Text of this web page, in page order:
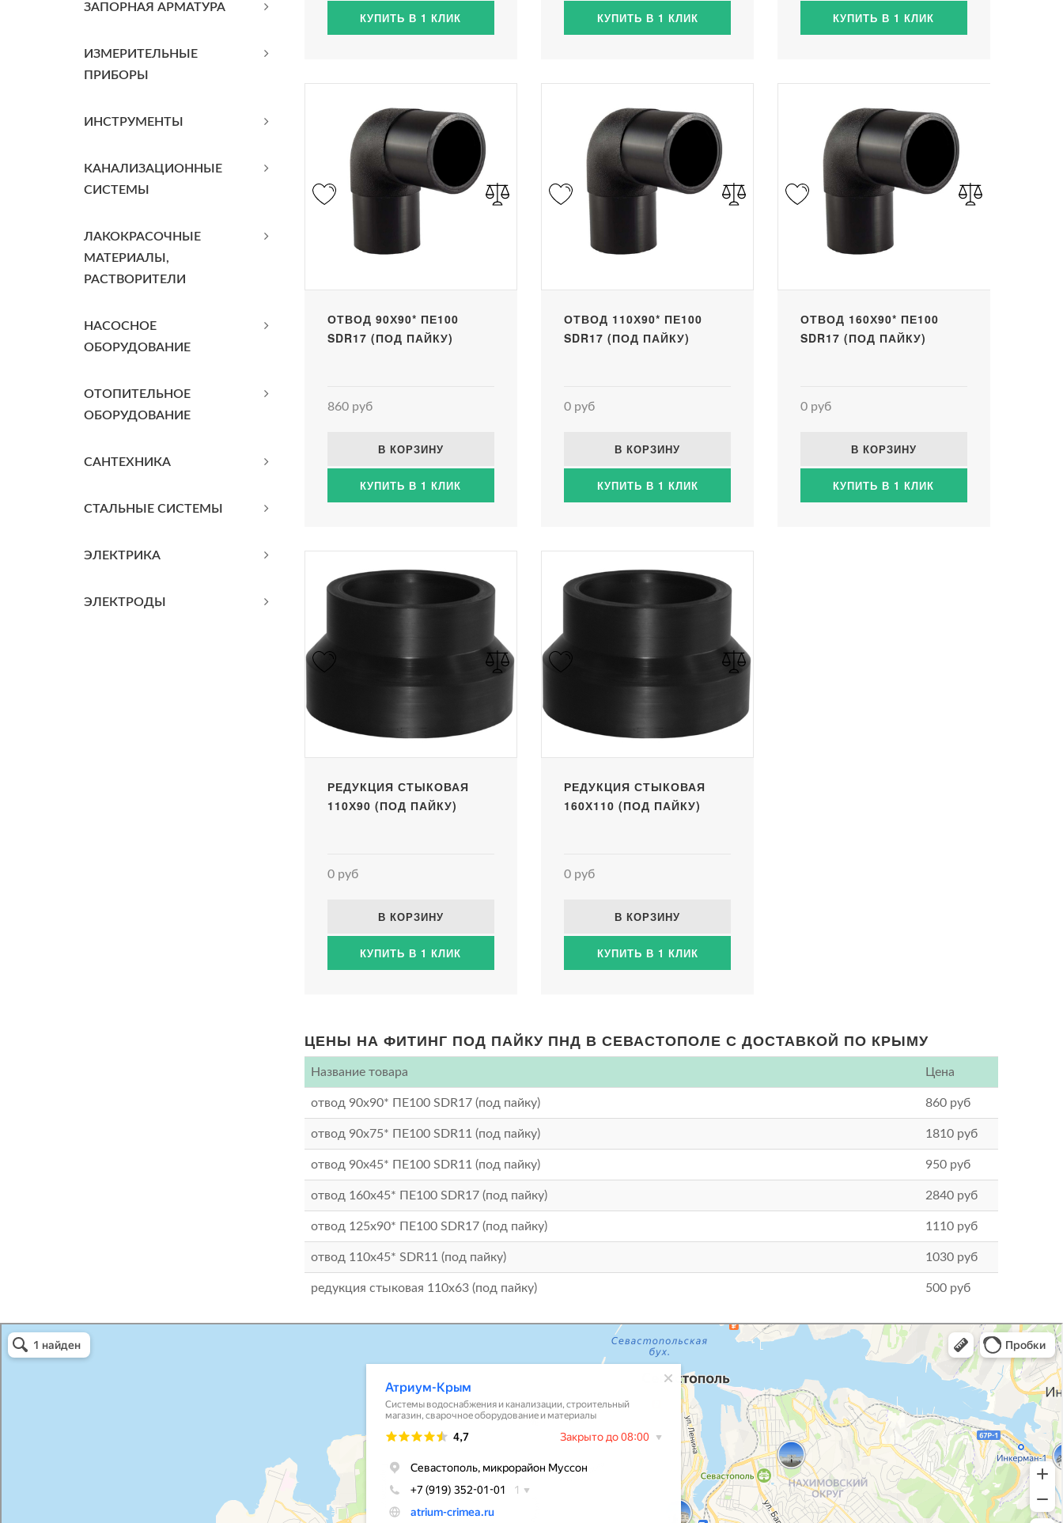
ЗАПОРНАЯ АРМАТУРА
ИЗМЕРИТЕЛЬНЫЕ
ПРИБОРЫ
ИНСТРУМЕНТЫ
КАНАЛИЗАЦИОННЫЕ
СИСТЕМЫ
ЛАКОКРАСОЧНЫЕ
МАТЕРИАЛЫ,
РАСТВОРИТЕЛИ
НАСОСНОЕ
ОБОРУДОВАНИЕ
ОТОПИТЕЛЬНОЕ
ОБОРУДОВАНИЕ
САНТЕХНИКА
СТАЛЬНЫЕ СИСТЕМЫ
ЭЛЕКТРИКА
ЭЛЕКТРОДЫ
КУПИТЬ В 1 КЛИК КУПИТЬ В 1 КЛИК КУПИТЬ В 1 КЛИК
ОТВОД 90Х90* ПЕ100
SDR17 (ПОД ПАЙКУ)
860 руб
В КОРЗИНУ
КУПИТЬ В 1 КЛИК
ОТВОД 110Х90* ПЕ100
SDR17 (ПОД ПАЙКУ)
0 руб
В КОРЗИНУ
КУПИТЬ В 1 КЛИК
ОТВОД 160Х90* ПЕ100
SDR17 (ПОД ПАЙКУ)
0 руб
В КОРЗИНУ
КУПИТЬ В 1 КЛИК
РЕДУКЦИЯ СТЫКОВАЯ
110Х90 (ПОД ПАЙКУ)
0 руб
В КОРЗИНУ
КУПИТЬ В 1 КЛИК
РЕДУКЦИЯ СТЫКОВАЯ
160Х110 (ПОД ПАЙКУ)
0 руб
В КОРЗИНУ
КУПИТЬ В 1 КЛИК
ЦЕНЫ НА ФИТИНГ ПОД ПАЙКУ ПНД В СЕВАСТОПОЛЕ С ДОСТАВКОЙ ПО КРЫМУ
Название товара Цена
отвод 90х90* ПЕ100 SDR17 (под пайку) 860руб
отвод 90х75* ПЕ100 SDR11 (под пайку) 1810руб
отвод 90х45* ПЕ100 SDR11 (под пайку) 950руб
отвод 160х45* ПЕ100 SDR17 (под пайку) 2840руб
отвод 125х90* ПЕ100 SDR17 (под пайку) 1110руб
отвод 110х45* SDR11 (под пайку) 1030руб
редукция стыковая 110х63 (под пайку) 500руб
Атриум-Крым
Системы водоснабжения, отопления, канализации в Севастополе
Снабжение строительных объектов в Севастополе